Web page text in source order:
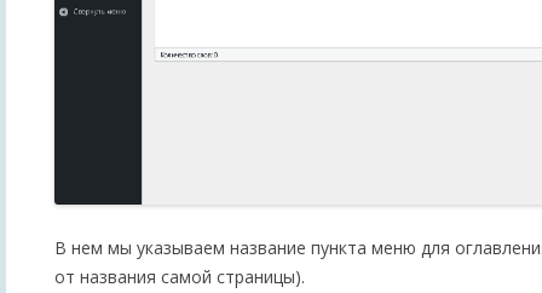
В нем мы указываем название пункта меню для
от названия самой страницы).